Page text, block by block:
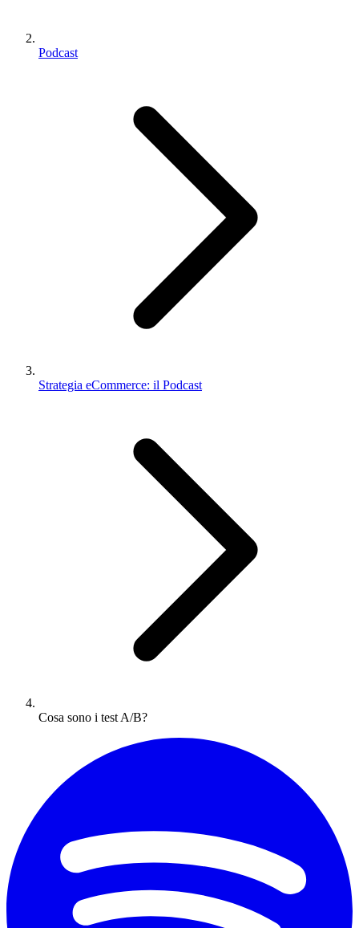
Podcast
Strategia eCommerce: il Podcast
Cosa sono i test A/B?